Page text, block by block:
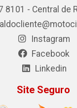
8101 - Central de
Instagram
Facebook
Linkedin
Site Seguro